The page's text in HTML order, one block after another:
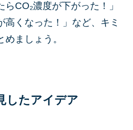
らCO₂濃度が下がった！」
高くなった！」など、キミ
ましょう。
したアイデア